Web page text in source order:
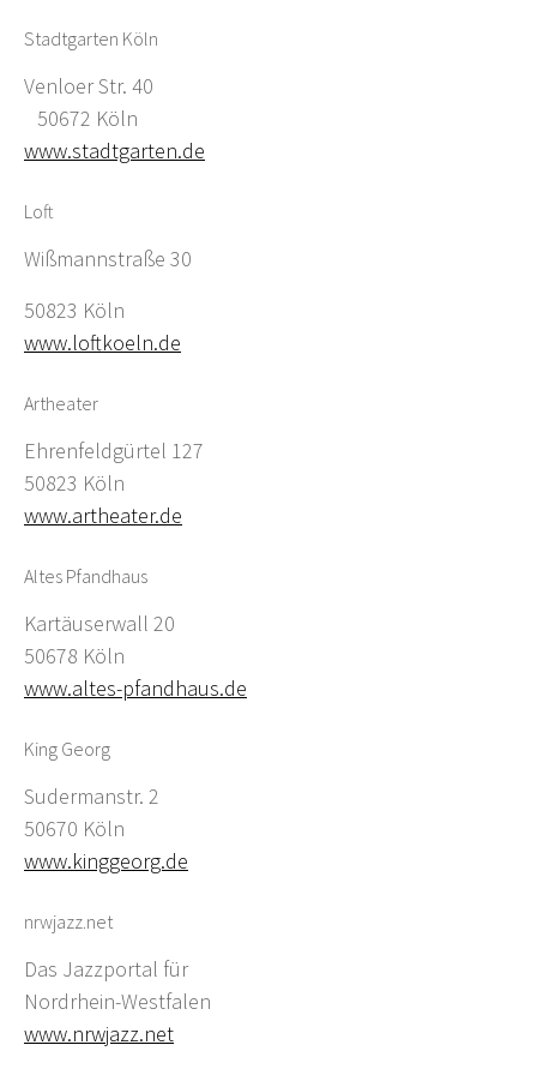
Stadtgarten Köln
Venloer Str. 40
50672 Köln
www.stadtgarten.de
Loft
Wißmannstraße 30
50823 Köln
www.loftkoeln.de
Artheater
Ehrenfeldgürtel 127
50823 Köln
www.artheater.de
Altes Pfandhaus
Kartäuserwall 20
50678 Köln
www.altes-pfandhaus.de
King Georg
Sudermanstr. 2
50670 Köln
www.kinggeorg.de
nrwjazz.net
Das Jazzportal für
Nordrhein-Westfalen
www.nrwjazz.net